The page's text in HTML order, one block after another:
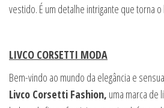
vestido. É um detalhe intrigante que torna o
LIVCO CORSETTI MODA
Bem-vindo ao mundo da elegância e
Livco Corsetti Fashion, uma marca de